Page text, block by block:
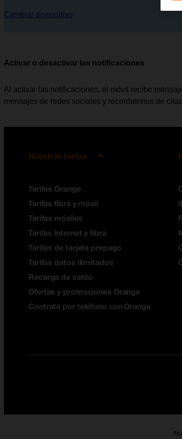
Cambiar dispositivo
Activar o desactivar las notificaciones
Al activar las notificaciones, el móvil recibe
mensajes de redes sociales y recordatorios de
Nuestras tarifas
Tarifas Orange
Tarifas fibra y móvil
Tarifas móviles
Tarifas internet y fibra
Tarifas de tarjeta prepago
Tarifas datos ilimitados
Recarga de saldo
Ofertas y promociones Orange
Contrata por teléfono con Orange